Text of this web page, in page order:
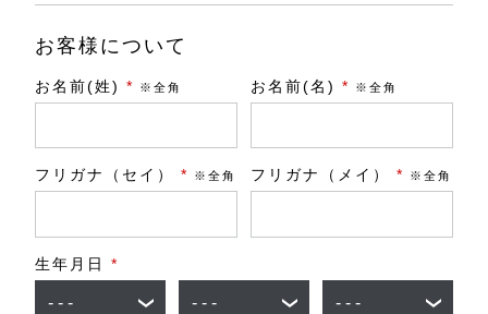
お客様について
お名前(姓) * ※全角 お名前(名) * ※全角
フリガナ（セイ） * ※全角 フリガナ（メイ） * ※全角
生年月日 *